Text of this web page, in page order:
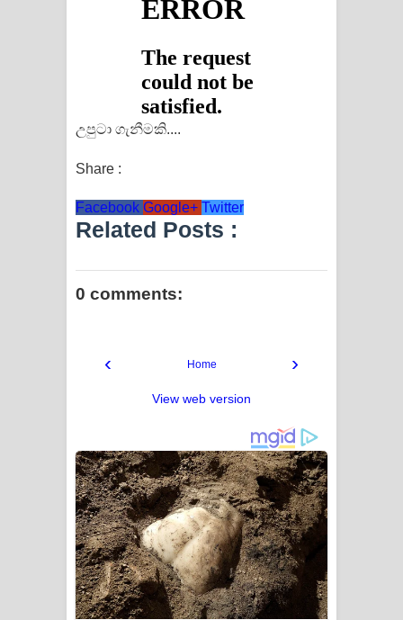
උපුටා ගැනීමකි....
Share :
Facebook Google+ Twitter
Related Posts :
0 comments:
‹ ›
Home
View web version